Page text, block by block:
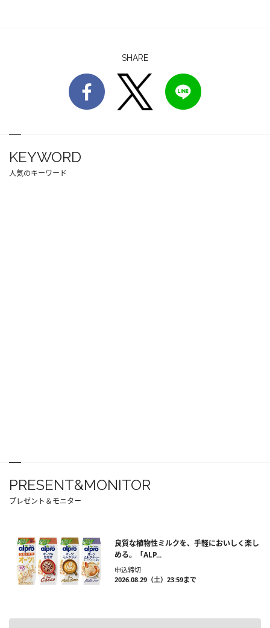
SHARE
KEYWORD
人気のキーワード
PRESENT&MONITOR
プレゼント＆モニター
良質な植物性ミルクを、手軽においしく楽し
める。「ALP...
申込締切
2026.08.29（土）23:59まで